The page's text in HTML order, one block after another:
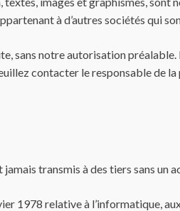
à d’autres sociétés qui
sans notre autorisation préalable.
contacter le responsable de
transmis à des tiers sans un
1978 relative à l’informatique,